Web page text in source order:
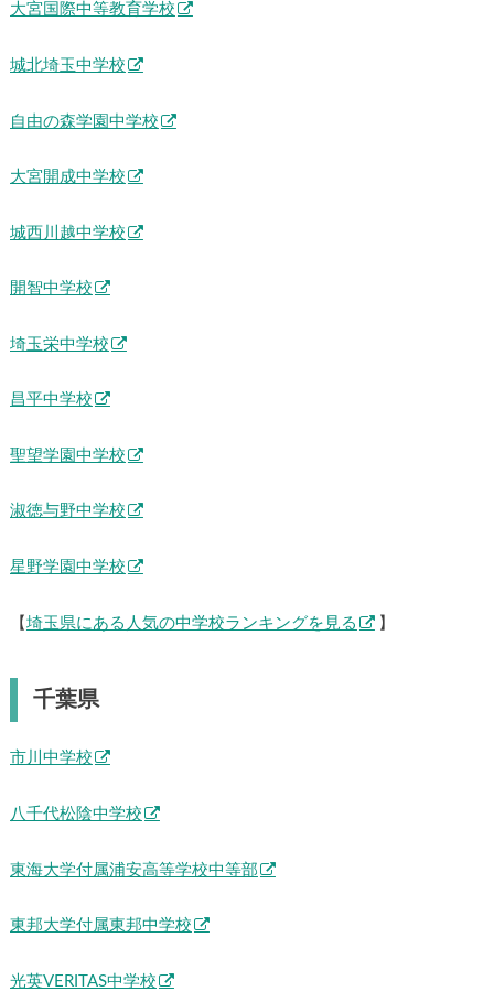
大宮国際中等教育学校
城北埼玉中学校
自由の森学園中学校
大宮開成中学校
城西川越中学校
開智中学校
埼玉栄中学校
昌平中学校
聖望学園中学校
淑徳与野中学校
星野学園中学校
【 埼玉県にある人気の中学校ランキングを見る 】
千葉県
市川中学校
八千代松陰中学校
東海大学付属浦安高等学校中等部
東邦大学付属東邦中学校
光英VERITAS中学校